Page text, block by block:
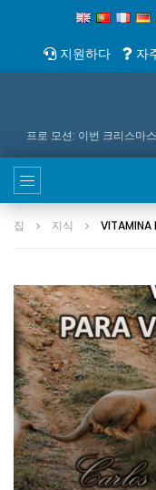
지원하다 자
프로 모션: 이번 크리스마
집 지식 VITAMINA